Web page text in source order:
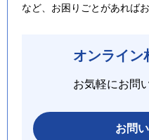
など、お困りごとがあれば
オンライン
お気軽にお問
お問